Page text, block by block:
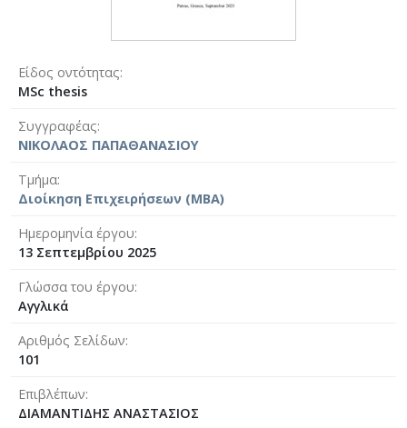
Είδος οντότητας
MSc thesis
Συγγραφέας
ΝΙΚΟΛΑΟΣ ΠΑΠΑΘΑΝΑΣΙΟΥ
Τμήμα
Διοίκηση Επιχειρήσεων (MBA)
Ημερομηνία έργου
13 Σεπτεμβρίου 2025
Γλώσσα του έργου
Αγγλικά
Αριθμός Σελίδων
101
Επιβλέπων
ΔΙΑΜΑΝΤΙΔΗΣ ΑΝΑΣΤΑΣΙΟΣ